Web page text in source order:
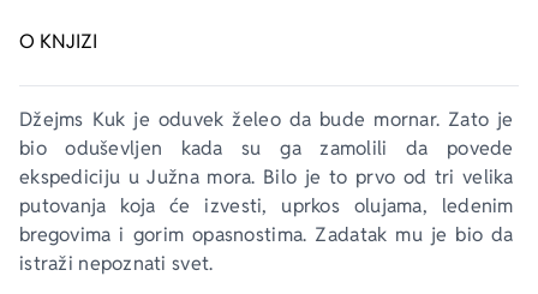
O KNJIZI
Džejms Kuk je oduvek želeo da bude mornar. Zato je
bio oduševljen kada su ga zamolili da povede
ekspediciju u Južna mora. Bilo je to prvo od tri velika
putovanja koja će izvesti, uprkos olujama, ledenim
bregovima i gorim opasnostima. Zadatak mu je bio da
istraži nepoznati svet.